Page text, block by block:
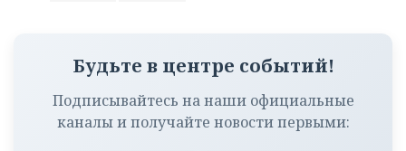
Будьте в центре событий!
Подписывайтесь на наши официальные
каналы и получайте новости первыми: